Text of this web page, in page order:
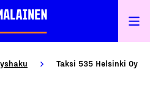
Taksi 535 Helsinki Oy